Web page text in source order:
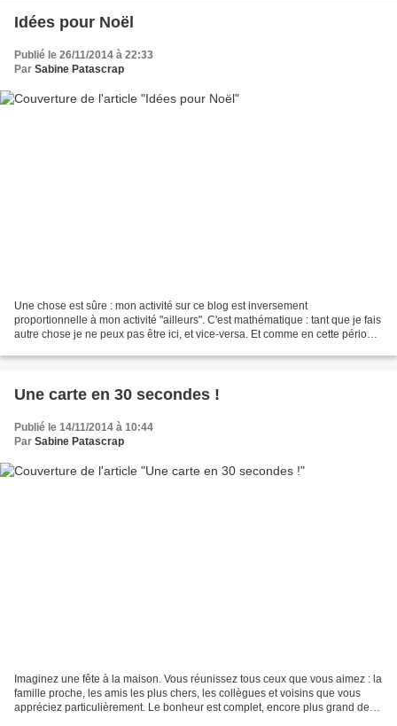
Idées pour Noël
Publié le 26/11/2014 à 22:33
Par Sabine Patascrap
Une chose est sûre : mon activité sur ce blog est inversement
proportionnelle à mon activité "ailleurs". C'est mathématique : tant que je fais
autre chose je ne peux pas être ici, et vice-versa. Et comme en cette période
Une carte en 30 secondes !
Publié le 14/11/2014 à 10:44
Par Sabine Patascrap
Imaginez une fête à la maison. Vous réunissez tous ceux que vous aimez : la
famille proche, les amis les plus chers, les collègues et voisins que vous
appréciez particulièrement. Le bonheur est complet, encore plus grand de